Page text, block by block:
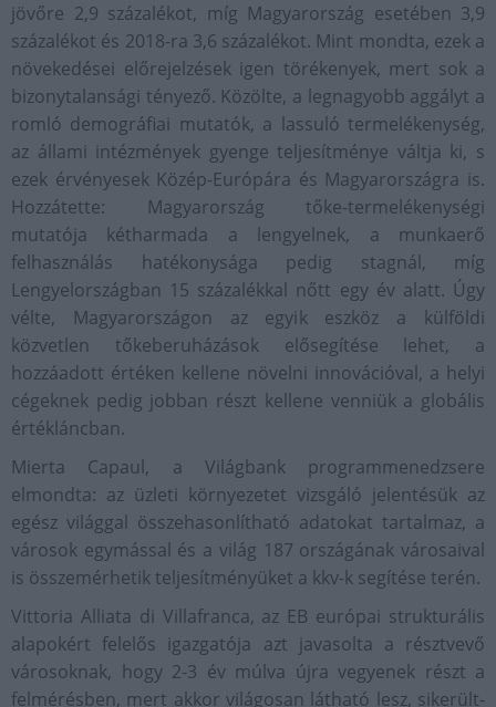
jövőre 2,9 százalékot, míg Magyarország esetében 3,9
százalékot és 2018-ra 3,6 százalékot. Mint mondta, ezek a
növekedései előrejelzések igen törékenyek, mert sok a
bizonytalansági tényező. Közölte, a legnagyobb aggályt a
romló demográfiai mutatók, a lassuló termelékenység,
az állami intézmények gyenge teljesítménye váltja ki, s
ezek érvényesek Közép-Európára és Magyarországra is.
Hozzátette: Magyarország tőke-termelékenységi
mutatója kétharmada a lengyelnek, a munkaerő
felhasználás hatékonysága pedig stagnál, míg
Lengyelországban 15 százalékkal nőtt egy év alatt. Úgy
vélte, Magyarországon az egyik eszköz a külföldi
közvetlen tőkeberuházások elősegítése lehet, a
hozzáadott értéken kellene növelni innovációval, a helyi
cégeknek pedig jobban részt kellene venniük a globális
értékláncban.
Mierta Capaul, a Világbank programmenedzsere
elmondta: az üzleti környezetet vizsgáló jelentésük az
egész világgal összehasonlítható adatokat tartalmaz, a
városok egymással és a világ 187 országának városaival
is összemérhetik teljesítményüket a kkv-k segítése terén.
Vittoria Alliata di Villafranca, az EB európai strukturális
alapokért felelős igazgatója azt javasolta a résztvevő
városoknak, hogy 2-3 év múlva újra vegyenek részt a
felmérésben, mert akkor világosan látható lesz, sikerült-